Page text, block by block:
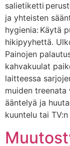
salietiketti
ja yhteisten
hygienia: Käytä
hikipyyhettä.
Painojen
kahvakuulat
laitteessa
muiden
ääntelyä ja
kuuntelu tai